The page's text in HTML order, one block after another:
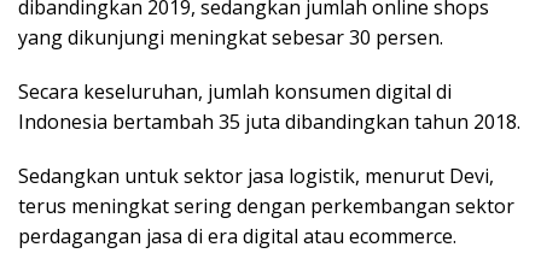
dibandingkan 2019, sedangkan jumlah online shops
yang dikunjungi meningkat sebesar 30 persen.
Secara keseluruhan, jumlah konsumen digital di
Indonesia bertambah 35 juta dibandingkan tahun 2018.
Sedangkan untuk sektor jasa logistik, menurut Devi,
terus meningkat sering dengan perkembangan sektor
perdagangan jasa di era digital atau ecommerce.